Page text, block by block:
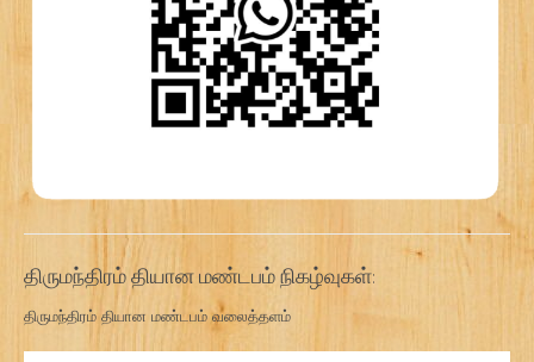
திருமந்திரம் தியான மண்டபம் நிகழ்வுகள்:
திருமந்திரம் தியான மண்டபம் வலைத்தளம்